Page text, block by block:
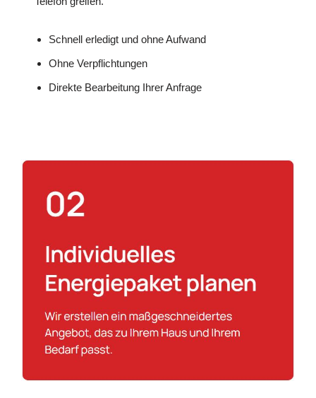
Schnell erledigt und ohne Aufwand
Ohne Verpflichtungen
Direkte Bearbeitung Ihrer Anfrage